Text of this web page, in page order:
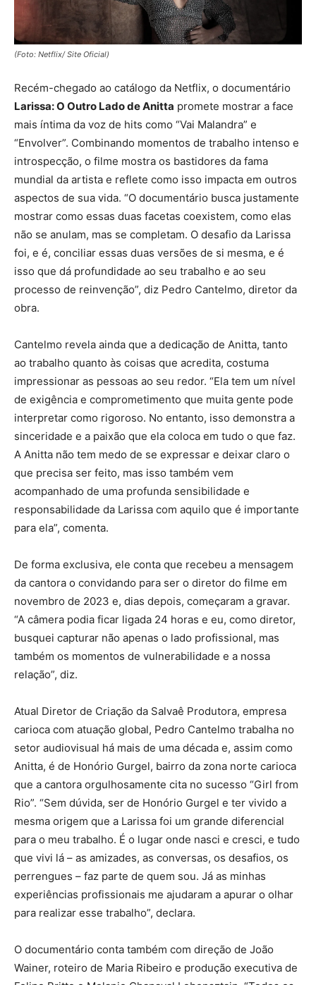
(Foto: Netflix/ Site Oficial)
Recém-chegado ao catálogo da Netflix, o documentário
Larissa: O Outro Lado de Anitta promete mostrar a face
mais íntima da voz de hits como “Vai Malandra” e
“Envolver”. Combinando momentos de trabalho intenso e
introspecção, o filme mostra os bastidores da fama
mundial da artista e reflete como isso impacta em outros
aspectos de sua vida. “O documentário busca justamente
mostrar como essas duas facetas coexistem, como elas
não se anulam, mas se completam. O desafio da Larissa
foi, e é, conciliar essas duas versões de si mesma, e é
isso que dá profundidade ao seu trabalho e ao seu
processo de reinvenção”, diz Pedro Cantelmo, diretor da
obra.
Cantelmo revela ainda que a dedicação de Anitta, tanto
ao trabalho quanto às coisas que acredita, costuma
impressionar as pessoas ao seu redor. “Ela tem um nível
de exigência e comprometimento que muita gente pode
interpretar como rigoroso. No entanto, isso demonstra a
sinceridade e a paixão que ela coloca em tudo o que faz.
A Anitta não tem medo de se expressar e deixar claro o
que precisa ser feito, mas isso também vem
acompanhado de uma profunda sensibilidade e
responsabilidade da Larissa com aquilo que é importante
para ela”, comenta.
De forma exclusiva, ele conta que recebeu a mensagem
da cantora o convidando para ser o diretor do filme em
novembro de 2023 e, dias depois, começaram a gravar.
“A câmera podia ficar ligada 24 horas e eu, como diretor,
busquei capturar não apenas o lado profissional, mas
também os momentos de vulnerabilidade e a nossa
relação”, diz.
Atual Diretor de Criação da Salvaê Produtora, empresa
carioca com atuação global, Pedro Cantelmo trabalha no
setor audiovisual há mais de uma década e, assim como
Anitta, é de Honório Gurgel, bairro da zona norte carioca
que a cantora orgulhosamente cita no sucesso “Girl from
Rio”. “Sem dúvida, ser de Honório Gurgel e ter vivido a
mesma origem que a Larissa foi um grande diferencial
para o meu trabalho. É o lugar onde nasci e cresci, e tudo
que vivi lá – as amizades, as conversas, os desafios, os
perrengues – faz parte de quem sou. Já as minhas
experiências profissionais me ajudaram a apurar o olhar
para realizar esse trabalho”, declara.
O documentário conta também com direção de João
Wainer, roteiro de Maria Ribeiro e produção executiva de